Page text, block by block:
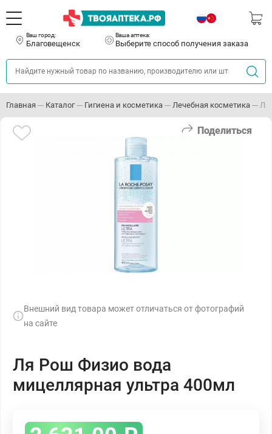
Ваш город:
Благовещенск
Ваша аптека:
Выберите способ получения заказа
Главная Каталог Гигиена и косметика Лечебная косметика Ля
Поделиться
Внешний вид товара может отличаться от фотографий
на сайте
Ля Рош Физио вода
мицеллярная ультра 400мл